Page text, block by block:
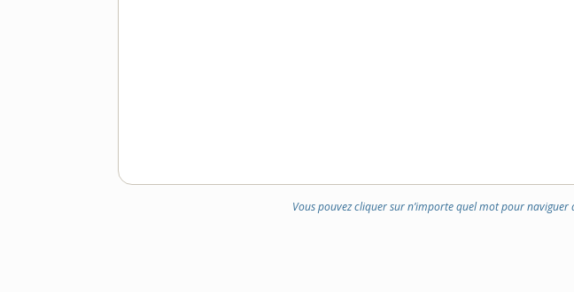
Vous pouvez cliquer sur n’importe quel mot pour naviguer